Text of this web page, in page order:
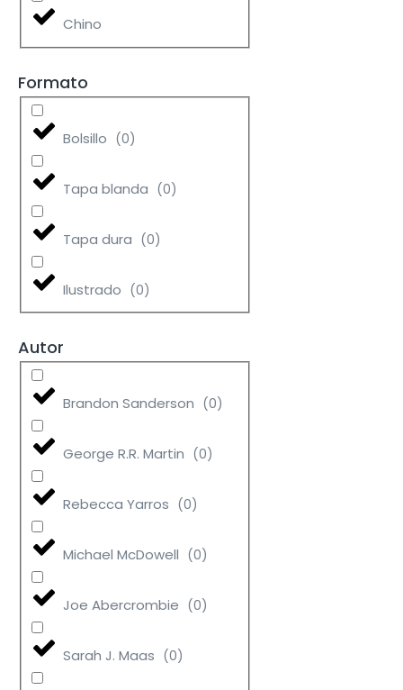
Chino
Formato
Bolsillo (0)
Tapa blanda (0)
Tapa dura (0)
Ilustrado (0)
Autor
Brandon Sanderson (0)
George R.R. Martin (0)
Rebecca Yarros (0)
Michael McDowell (0)
Joe Abercrombie (0)
Sarah J. Maas (0)